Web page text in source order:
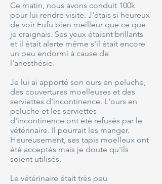
Ce matin, nous avons conduit 100k
pour lui rendre visite. J'étais si heureux
de voir Fufu bien meilleur que ce que
je craignais. Ses yeux étaient brillants
et il était alerte même s'il était encore
un peu endormi à cause de
l'anesthésie.
Je lui ai apporté son ours en peluche,
des couvertures moelleuses et des
serviettes d'incontinence. L'ours en
peluche et les serviettes
d'incontinence ont été refusés par le
vétérinaire. Il pourrait les manger.
Heureusement, ses tapis moelleux ont
été acceptés mais je doute qu'ils
soient utilisés.
Le vétérinaire était très peu